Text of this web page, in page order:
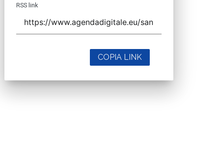
RSS link
COPIA LINK